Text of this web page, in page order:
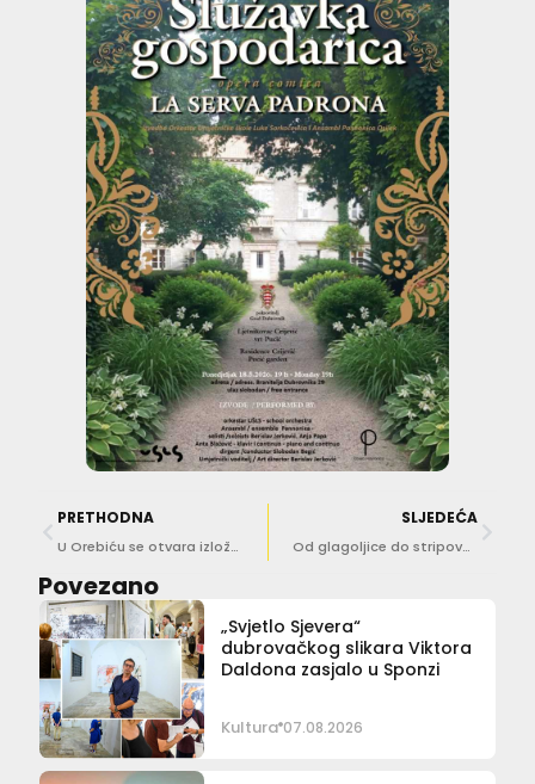
PRETHODNA
U Orebiću se otvara izložba ‘Između oluje i tinte – baština pomoraca’
SLJEDEĆA
Od glagoljice do stripova: Učenici predstavljaju digitalne projekte o hrvatskoj baštini
Povezano
„Svjetlo Sjevera“
dubrovačkog slikara Viktora
Daldona zasjalo u Sponzi
Kultura 07.08.2026